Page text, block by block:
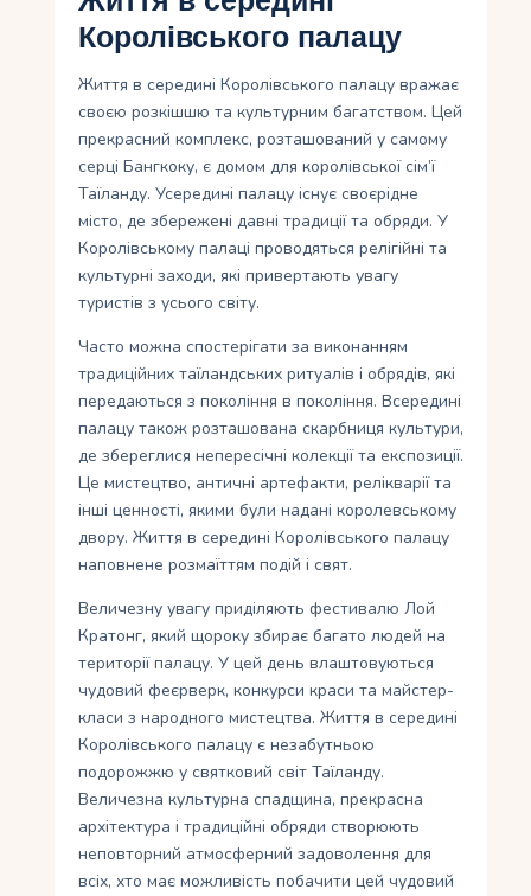
Королівського палацу
Життя в середині Королівського палацу вражає
своєю розкішшю та культурним багатством. Цей
прекрасний комплекс, розташований у самому
серці Бангкоку, є домом для королівської сім’ї
Таїланду. Усередині палацу існує своєрідне
місто, де збережені давні традиції та обряди. У
Королівському палаці проводяться релігійні та
культурні заходи, які привертають увагу
туристів з усього світу.
Часто можна спостерігати за виконанням
традиційних таїландських ритуалів і обрядів, які
передаються з покоління в покоління. Всередині
палацу також розташована скарбниця культури,
де збереглися непересічні колекції та експозиції.
Це мистецтво, античні артефакти, релікварії та
інші ценності, якими були надані королевському
двору. Життя в середині Королівського палацу
наповнене розмаїттям подій і свят.
Величезну увагу приділяють фестивалю Лой
Кратонг, який щороку збирає багато людей на
території палацу. У цей день влаштовуються
чудовий феєрверк, конкурси краси та майстер-
класи з народного мистецтва. Життя в середині
Королівського палацу є незабутньою
подорожжю у святковий світ Таїланду.
Величезна культурна спадщина, прекрасна
архітектура і традиційні обряди створюють
неповторний атмосферний задоволення для
всіх, хто має можливість побачити цей чудовий